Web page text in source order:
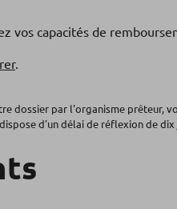
capacités de
.
dossier par l'organisme prêteur,
d'un délai de réflexion de